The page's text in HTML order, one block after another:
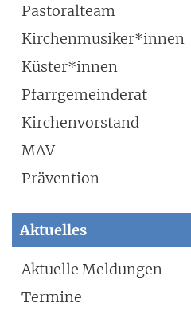
Pastoralteam
Kirchenmusiker*innen
Küster*innen
Pfarrgemeinderat
Kirchenvorstand
MAV
Prävention
Aktuelles
Aktuelle Meldungen
Termine